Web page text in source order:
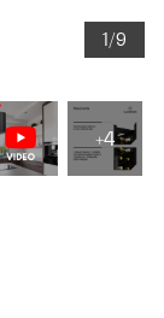
1/9
+4